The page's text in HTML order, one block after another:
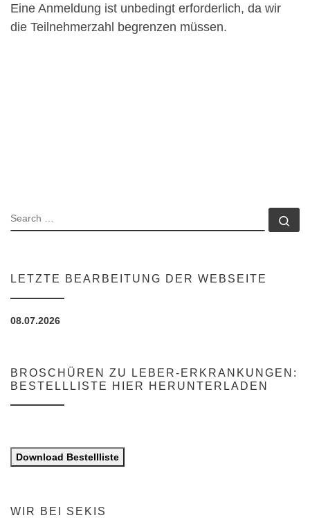
Eine Anmeldung ist unbedingt erforderlich, da wir
die Teilnehmerzahl begrenzen müssen.
SEARCH
LETZTE BEARBEITUNG DER WEBSEITE
08.07.2026
BROSCHÜREN ZU LEBER-ERKRANKUNGEN:
BESTELLLISTE HIER HERUNTERLADEN
Download Bestellliste
WIR BEI SEKIS